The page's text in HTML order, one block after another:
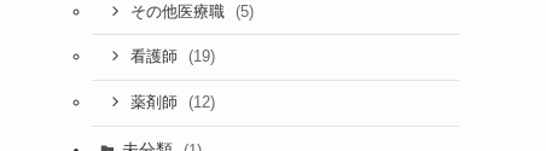
その他医療職 (5)
看護師 (19)
薬剤師 (12)